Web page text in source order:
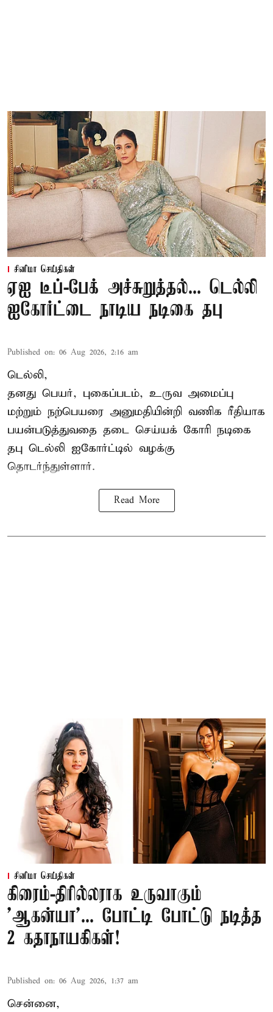
சினிமா செய்திகள்
ஏஐ டீப்-பேக் அச்சுறுத்தல்... டெல்லி
ஐகோர்ட்டை நாடிய நடிகை தபு
Published on: 06 Aug 2026, 2:16 am
டெல்லி,
தனது பெயர், புகைப்படம், உருவ அமைப்பு
மற்றும் நற்பெயரை அனுமதியின்றி வணிக ரீதியாக
பயன்படுத்துவதை தடை செய்யக் கோரி நடிகை
தபு டெல்லி ஐகோர்ட்டில் வழக்கு
தொடர்ந்துள்ளார்.
Read More
சினிமா செய்திகள்
கிரைம்-திரில்லராக உருவாகும்
'ஆகன்யா'... போட்டி போட்டு நடித்த
2 கதாநாயகிகள்!
Published on: 06 Aug 2026, 1:37 am
சென்னை,